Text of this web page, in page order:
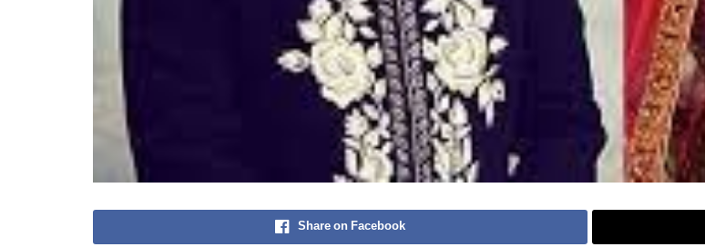
Share on Facebook